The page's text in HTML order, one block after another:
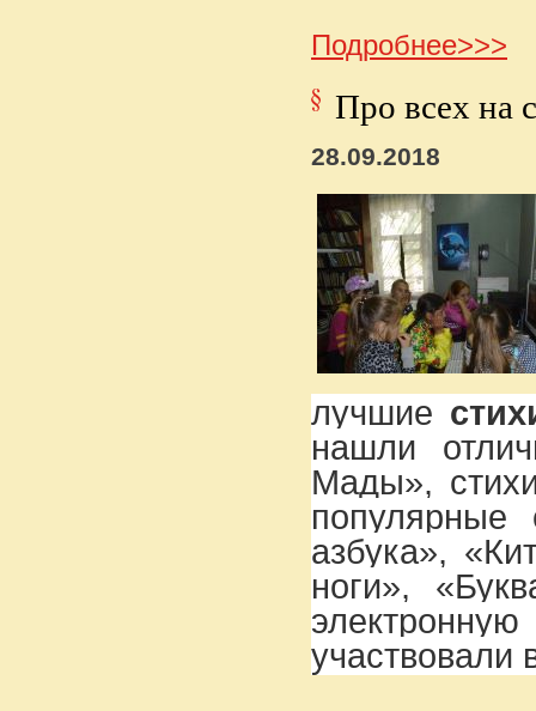
Подробнее>>>
Про всех на
28.09.2018
лучшие
нашли
Мады»,
популярные
азбука»,
ноги»,
электронную
участвовали